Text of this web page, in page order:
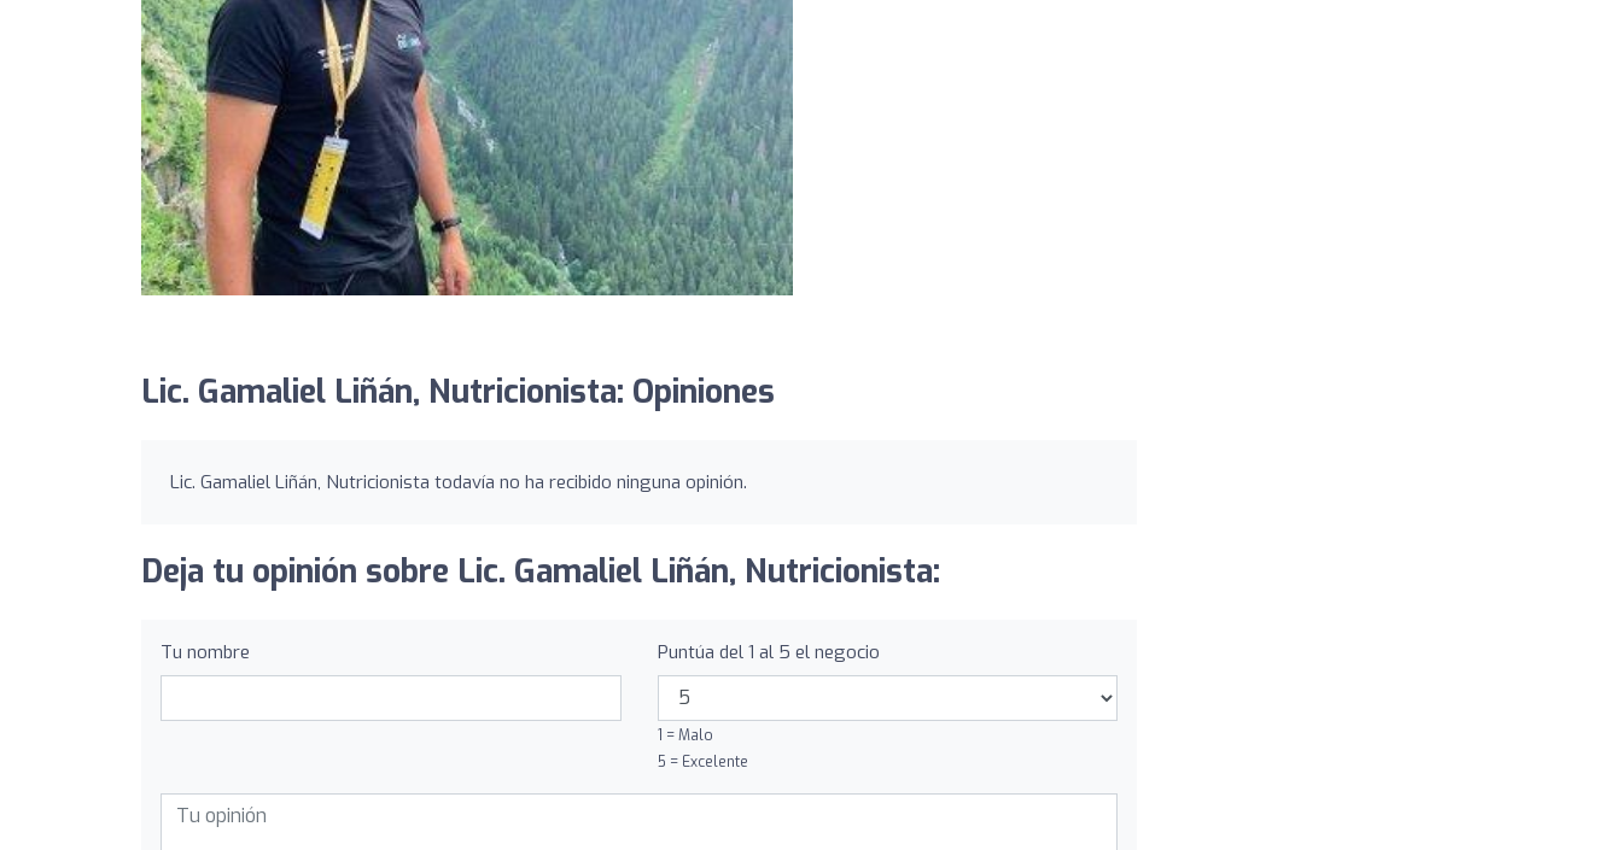
Lic. Gamaliel Liñán, Nutricionista: Opiniones
Lic. Gamaliel Liñán, Nutricionista todavía no ha recibido ninguna opinión.
Deja tu opinión sobre Lic. Gamaliel Liñán, Nutricionista:
Tu nombre Puntúa del 1 al 5 el negocio
1 = Malo
5 = Excelente